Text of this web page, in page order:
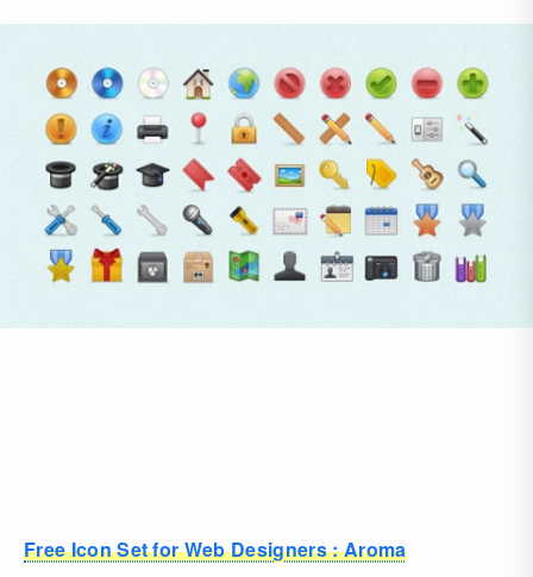
Free Icon Set for Web Designers : Aroma